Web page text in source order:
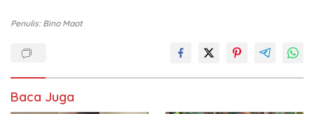
Penulis: Bino Maot
Baca Juga